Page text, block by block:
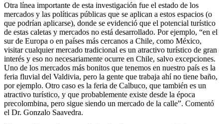
Otra línea importante de esta investigación fue el estado de los
mercados y las políticas públicas que se aplican a estos espacios (o
que podrían aplicarse), donde se evidenció que el potencial turístico
de estas caletas y mercados no está desarrollado. Por ejemplo, “en el
sur de Europa o en países más cercanos a Chile, como México,
visitar cualquier mercado tradicional es un atractivo turístico de gran
interés y eso no necesariamente ocurre en Chile, salvo excepciones.
Uno de los mercados más bonitos que tenemos en nuestro país es la
feria fluvial del Valdivia, pero la gente que trabaja ahí no tiene baño,
por ejemplo. Otro caso es la feria de Calbuco, que también es un
atractivo turístico, y que probablemente existe desde la época
precolombina, pero sigue siendo un mercado de la calle”. Comentó
el Dr. Gonzalo Saavedra.